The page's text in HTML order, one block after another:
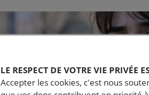
LE RESPECT DE VOTRE VIE PRIVÉE
Accepter les cookies, c'est nous